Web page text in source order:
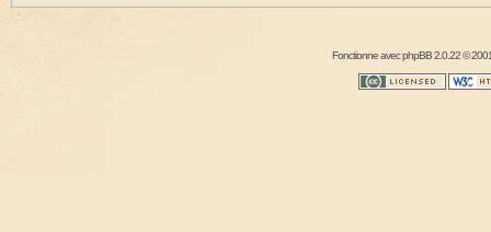
Fonctionne avecphpBB2.0.22 ©